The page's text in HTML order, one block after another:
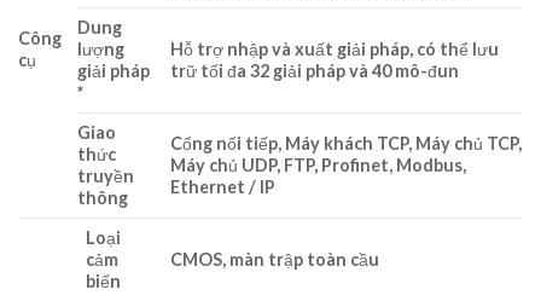
Công
cụ
Dung
lượng
giải pháp
*
Hỗ trợ nhập và xuất giải pháp, có thể lưu
trữ tối đa 32 giải pháp và 40 mô-đun
Giao
thức
truyền
thông
Cổng nối tiếp, Máy khách TCP, Máy chủ TCP,
Máy chủ UDP, FTP, Profinet, Modbus,
Ethernet / IP
Loại
cảm
biến
CMOS, màn trập toàn cầu